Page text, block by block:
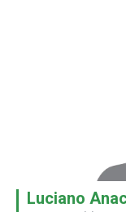
Luciano